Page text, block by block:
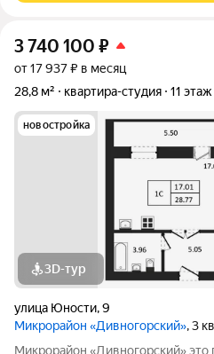
3 740 100 ₽
от 17 937 ₽ в месяц
28,8 м²
квартира-студия 11 этаж
новостройка
3D-тур
улица Юности,9
Микрорайон «Дивногорский», 3
Микрорайон «Дивногорский» это готовые кирпичные дома с